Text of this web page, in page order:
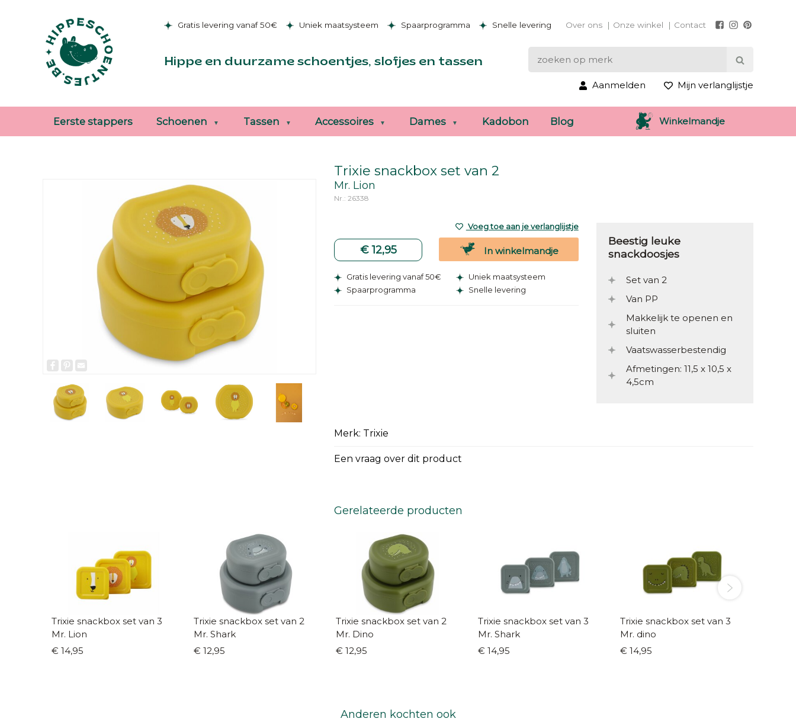
Gratis levering vanaf 50€ Uniek maatsysteem Spaarprogramma Snelle levering Over ons Onze winkel Contact
Hippe en duurzame schoentjes, slofjes en tassen
Aanmelden Mijn verlanglijstje
Eerste stappers Schoenen Tassen Accessoires Dames Kadobon Blog Winkelmandje
Trixie snackbox set van 2
Facebook
Pinterest
Mr. Lion
Nr.: 26338
€ 12,95
Voeg toe aan je verlanglijstje
In winkelmandje
Gratis levering vanaf 50€
Uniek maatsysteem
Spaarprogramma
Snelle levering
Beestig leuke
snackdoosjes
Set van 2
Van PP
Makkelijk te openen en
sluiten
Vaatswasserbestendig
Afmetingen: 11,5 x 10,5 x
4,5cm
Merk: Trixie
Een vraag over dit product
Gerelateerde producten
Trixie snackbox set van 3
Mr. Lion
€ 14,95
Trixie snackbox set van 2
Mr. Shark
€ 12,95
Trixie snackbox set van 2
Mr. Dino
€ 12,95
Trixie snackbox set van 3
Mr. Shark
€ 14,95
Trixie snackbox set van 3
Mr. dino
€ 14,95
Anderen kochten ook